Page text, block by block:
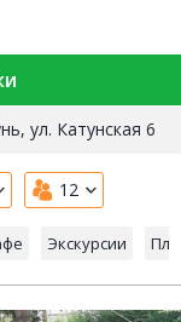
ул. Катунская 6
12
Экскурсии